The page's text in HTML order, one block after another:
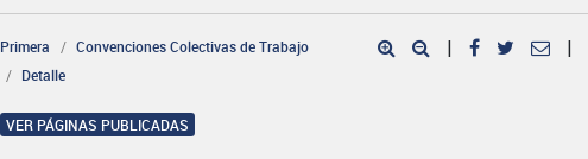
Primera
Convenciones Colectivas de Trabajo
Detalle
| |
VER PÁGINAS PUBLICADAS